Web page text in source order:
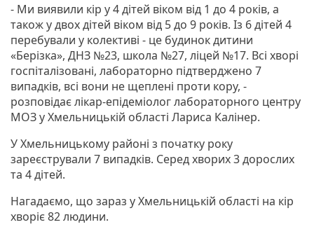
- Ми виявили кір у 4 дітей віком від 1 до 4 років, а
також у двох дітей віком від 5 до 9 років. Із 6 дітей 4
перебували у колективі - це будинок дитини
«Берізка», ДНЗ №23, школа №27, ліцей №17. Всі хворі
госпіталізовані, лабораторно підтверджено 7
випадків, всі вони не щеплені проти кору, -
розповідає лікар-епідеміолог лабораторного центру
МОЗ у Хмельницькій області Лариса Калінер.
У Хмельницькому районі з початку року
зареєстрували 7 випадків. Серед хворих 3 дорослих
та 4 дітей.
Нагадаємо, що зараз у Хмельницькій області на кір
хворіє 82 людини.